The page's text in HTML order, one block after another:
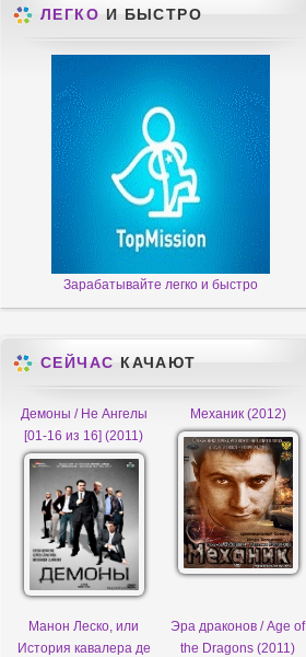
ЛЕГКО И БЫСТРО
Зарабатывайте легко и быстро
СЕЙЧАС КАЧАЮТ
Демоны / Не Ангелы
[01-16 из 16] (2011)
Механик (2012)
Манон Леско, или
История кавалера де
Эра драконов / Age of
the Dragons (2011)